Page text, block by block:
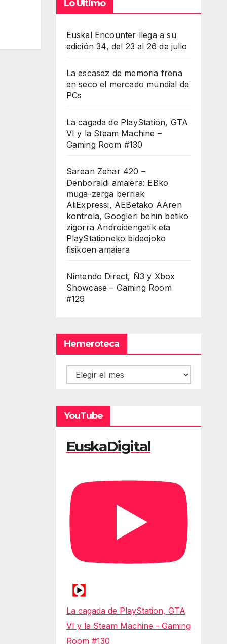
Lo Último
Euskal Encounter llega a su
edición 34, del 23 al 26 de julio
La escasez de memoria frena
en seco el mercado mundial de
PCs
La cagada de PlayStation, GTA
VI y la Steam Machine –
Gaming Room #130
Sarean Zehar 420 –
Denboraldi amaiera: EBko
muga-zerga berriak
AliExpressi, AEBetako AAren
kontrola, Googleri behin betiko
zigorra Androidengatik eta
PlayStationeko bideojoko
fisikoen amaiera
Nintendo Direct, Ñ3 y Xbox
Showcase – Gaming Room
#129
Hemeroteca
Hemeroteca
YouTube
EuskaDigital
La cagada de PlayStation, GTA
VI y la Steam Machine - Gaming
Room #130